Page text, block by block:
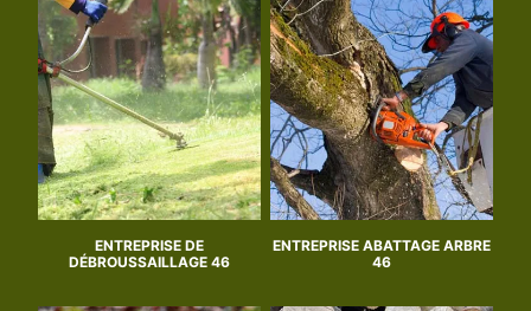
ENTREPRISE DE
DÉBROUSSAILLAGE 46
ENTREPRISE ABATTAGE ARBRE
46